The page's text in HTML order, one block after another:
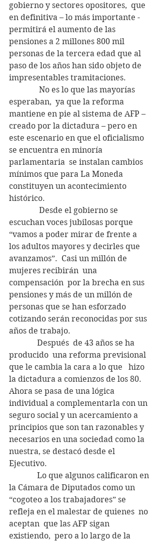
gobierno y sectores opositores,  que
en definitiva – lo más importante -
permitirá el aumento de las
pensiones a 2 millones 800 mil
personas de la tercera edad que al
paso de los años han sido objeto de
impresentables tramitaciones.
No es lo que las mayorías
esperaban,  ya que la reforma
mantiene en pie al sistema de AFP –
creado por la dictadura – pero en
este escenario en que el oficialismo
se encuentra en minoría
parlamentaria  se instalan cambios
mínimos que para La Moneda
constituyen un acontecimiento
histórico.
Desde el gobierno se
escuchan voces jubilosas porque
“vamos a poder mirar de frente a
los adultos mayores y decirles que
avanzamos”.  Casi un millón de
mujeres recibirán  una
compensación  por la brecha en sus
pensiones y más de un millón de
personas que se han esforzado
cotizando serán reconocidas por sus
años de trabajo.
Después  de 43 años se ha
producido  una reforma previsional
que le cambia la cara a lo que   hizo
la dictadura a comienzos de los 80.
Ahora se pasa de una lógica
individual a complementarla con un
seguro social y un acercamiento a
principios que son tan razonables y
necesarios en una sociedad como la
nuestra, se destacó desde el
Ejecutivo.
Lo que algunos calificaron en
la Cámara de Diputados como un
“cogoteo a los trabajadores” se
refleja en el malestar de quienes  no
aceptan  que las AFP sigan
existiendo,  pero a lo largo de la